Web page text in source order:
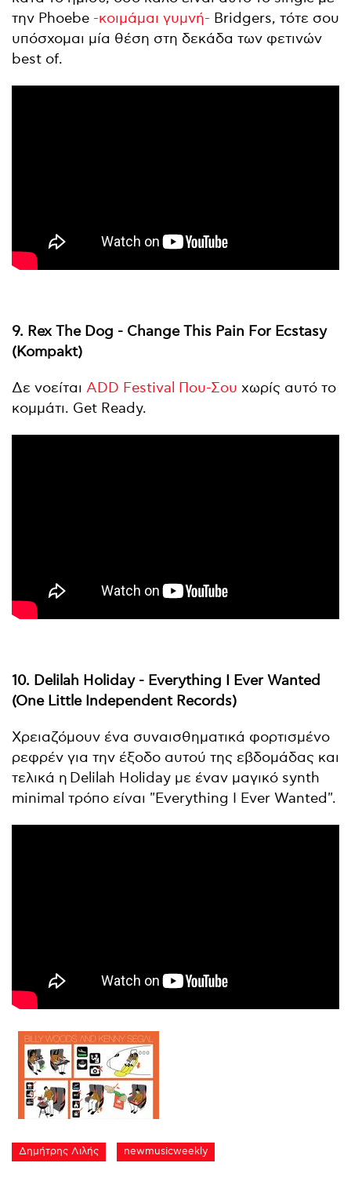
την Phoebe -κοιμάμαι γυμνή- Bridgers, τότε σου
υπόσχομαι μία θέση στη δεκάδα των φετινών
best of.
9. Rex The Dog - Change This Pain For Ecstasy
(Kompakt)
Δε νοείται ADD Festival Που-Σου χωρίς αυτό το
κομμάτι. Get Ready.
10. Delilah Holiday - Everything I Ever Wanted
(One Little Independent Records)
Χρειαζόμουν ένα συναισθηματικά φορτισμένο
ρεφρέν για την έξοδο αυτού της εβδομάδας και
τελικά η Delilah Holiday με έναν μαγικό synth
minimal τρόπο είναι "Everything I Ever Wanted".
Δημήτρης Λιλής newmusicweekly